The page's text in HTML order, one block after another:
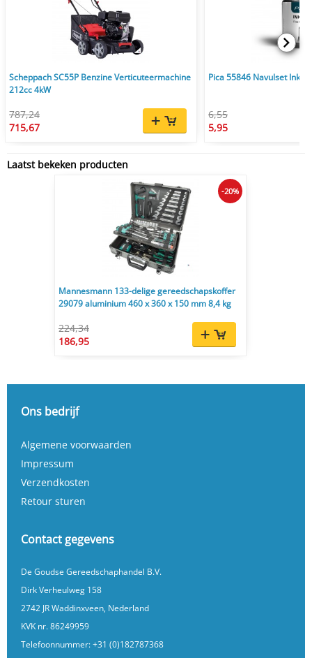
Scheppach SC55P Benzine Verticuteermachine
212cc 4kW
787,24
715,67
Pica 55846 Navulset Ink
6,55
5,95
Laatst bekeken producten
Mannesmann 133-delige gereedschapskoffer
29079 aluminium 460 x 360 x 150 mm 8,4 kg
224,34
186,95
-20%
Ons bedrijf
Algemene voorwaarden
Impressum
Verzendkosten
Retour sturen
Contact gegevens
De Goudse Gereedschaphandel B.V.
Dirk Verheulweg 158
2742 JR Waddinxveen, Nederland
KVK nr. 86249959
Telefoonnummer:+31 (0)182787368